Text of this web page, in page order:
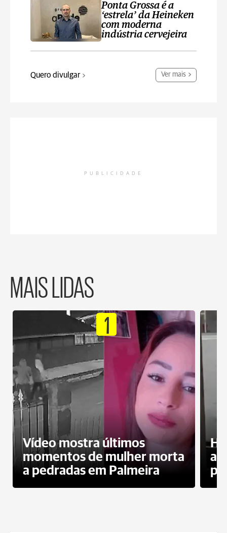
Ponta Grossa é a
‘estrela’ da Heineken
com moderna
indústria cervejeira
Quero divulgar Ver mais
PUBLICIDADE
MAIS LIDAS
1
Vídeo mostra últimos
momentos de mulher morta
a pedradas em Palmeira